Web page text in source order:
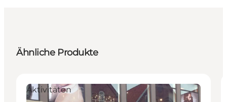
Ähnliche Produkte
Aktivitäten